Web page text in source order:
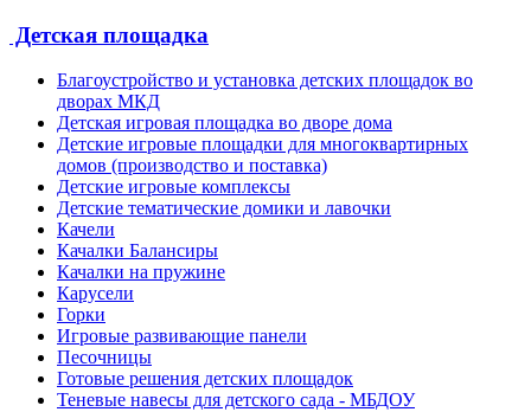
Детская площадка
Благоустройство и установка детских площадок во
дворах МКД
Детская игровая площадка во дворе дома
Детские игровые площадки для многоквартирных
домов (производство и поставка)
Детские игровые комплексы
Детские тематические домики и лавочки
Качели
Качалки Балансиры
Качалки на пружине
Карусели
Горки
Игровые развивающие панели
Песочницы
Готовые решения детских площадок
Теневые навесы для детского сада - МБДОУ